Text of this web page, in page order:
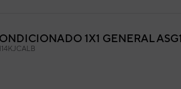
1X1 GENERAL